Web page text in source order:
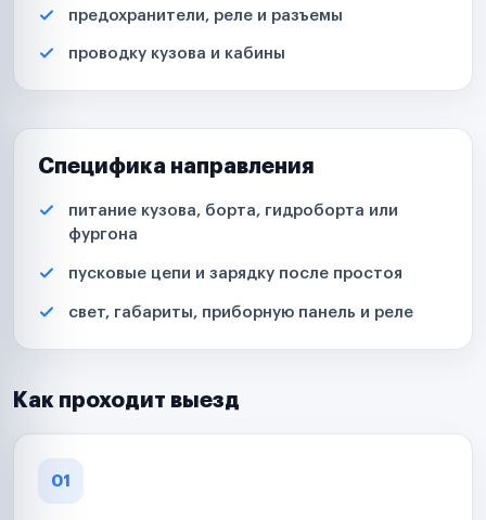
предохранители, реле и разъемы
проводку кузова и кабины
Специфика направления
питание кузова, борта, гидроборта или
фургона
пусковые цепи и зарядку после простоя
свет, габариты, приборную панель и реле
Как проходит выезд
01